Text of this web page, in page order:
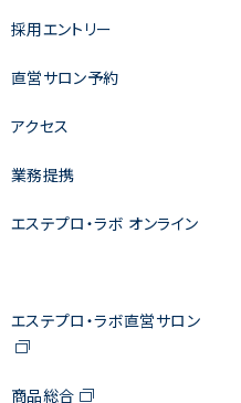
採用エントリー
直営サロン予約
アクセス
業務提携
エステプロ・ラボ オンライン
エステプロ・ラボ直営サロン
商品総合